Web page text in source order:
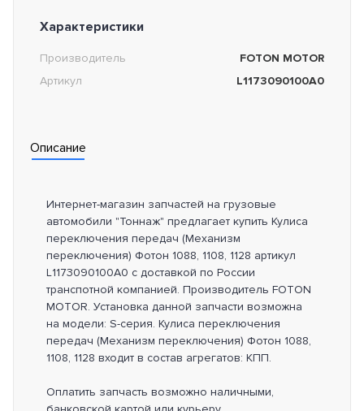
Характеристики
Производитель
FOTON MOTOR
Артикул
L1173090100A0
Описание
Интернет-магазин запчастей на грузовые
автомобили "Тоннаж" предлагает купить Кулиса
переключения передач (Механизм
переключения) Фотон 1088, 1108, 1128 артикул
L1173090100A0 с доставкой по России
транспотной компанией. Производитель FOTON
MOTOR. Установка данной запчасти возможна
на модели: S-серия. Кулиса переключения
передач (Механизм переключения) Фотон 1088,
1108, 1128 входит в состав агрегатов: КПП.
Оплатить запчасть возможно наличными,